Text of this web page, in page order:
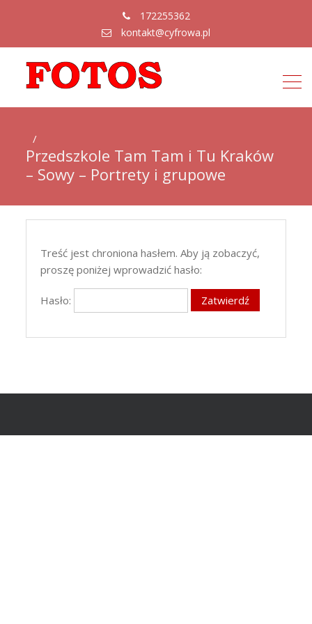
172255362
kontakt@cyfrowa.pl
Przedszkole Tam Tam i Tu Kraków
– Sowy – Portrety i grupowe
Treść jest chroniona hasłem. Aby ją zobaczyć,
proszę poniżej wprowadzić hasło:
Hasło: